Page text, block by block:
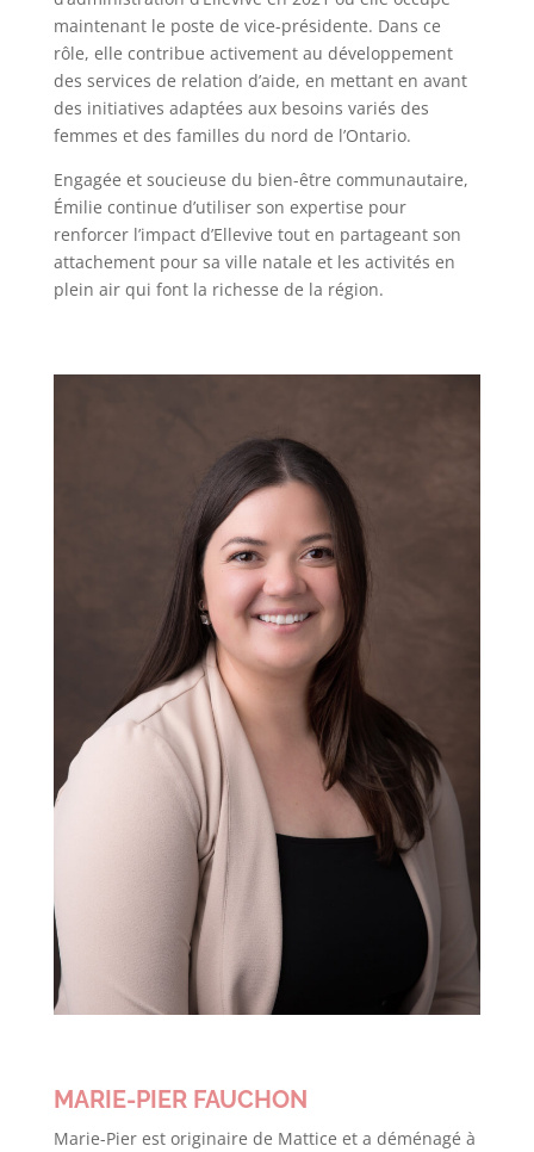
maintenant le poste de vice-présidente. Dans ce
rôle, elle contribue activement au développement
des services de relation d’aide, en mettant en avant
des initiatives adaptées aux besoins variés des
femmes et des familles du nord de l’Ontario.
Engagée et soucieuse du bien-être communautaire,
Émilie continue d’utiliser son expertise pour
renforcer l’impact d’Ellevive tout en partageant son
attachement pour sa ville natale et les activités en
plein air qui font la richesse de la région.
MARIE-PIER FAUCHON
Marie-Pier est originaire de Mattice et a déménagé à